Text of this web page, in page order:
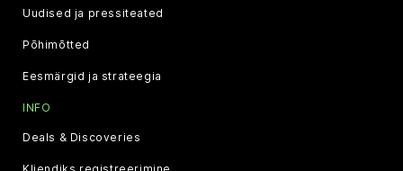
Uudised ja pressiteated
Põhimõtted
Eesmärgid ja strateegia
INFO
Deals & Discoveries